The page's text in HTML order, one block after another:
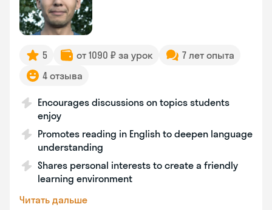
5 от 1090 ₽ за урок
7 лет опыта
4 отзыва
Encourages discussions on topics students
enjoy
Promotes reading in English to deepen language
understanding
Shares personal interests to create a friendly
learning environment
Читать дальше